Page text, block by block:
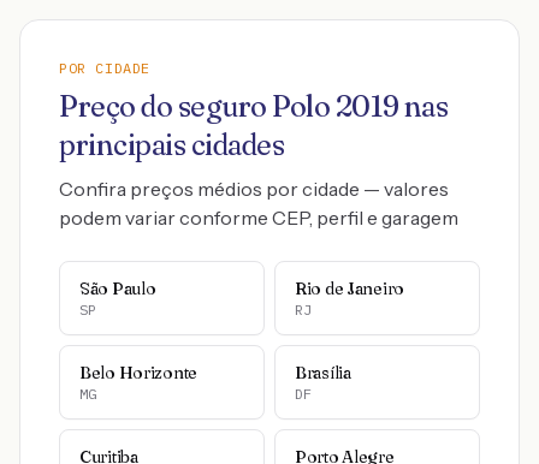
POR CIDADE
Preço do seguro Polo 2019nas
principais cidades
Confira preços médios por cidade — valores
podem variar conforme CEP, perfil e garagem
São Paulo
SP
Rio de Janeiro
RJ
Belo Horizonte
MG
Brasília
DF
Curitiba Porto Alegre